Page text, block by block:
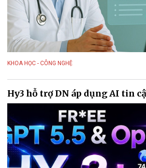
KHOA HỌC - CÔNG NGHỆ
Hy3 hỗ trợ DN áp dụng AI tin